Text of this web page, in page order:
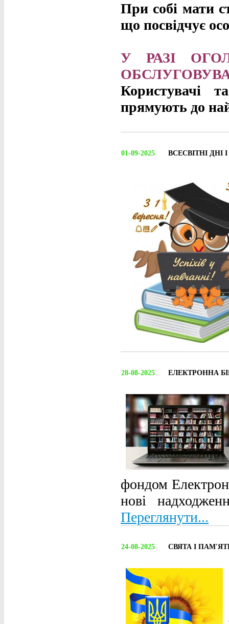
При собі мати
що посвідчує
У РАЗІ
Користувачі
прямують до
01-09-2025 ВСЕСВІТНІ ДНІ
28-08-2025 ЕЛЕКТРОННА
фондом
нові
Переглянути...
24-08-2025 СВЯТА І